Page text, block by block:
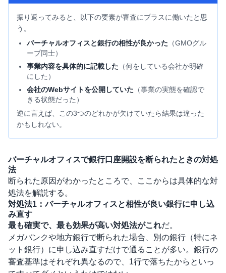
振り返ってみると、以下の要素が審査にプラスに働いたと思
う。
バーチャルオフィスと銀行の相性が良かった （GMOグル
ープ同士）
事業内容を具体的に記載した （何をしている会社か明確
にした）
会社のWebサイトを公開していた （事業の実態を確認で
きる状態だった）
逆に言えば、この3つのどれかが欠けていたら結果は違った
かもしれない。
バーチャルオフィスで銀行口座開設を断られたときの対処
法
断られた原因がわかったところで、ここからは具体的な対
処法を解説する。
対処法1：バーチャルオフィスと相性が良い銀行に申し込
み直す
最も確実で、最も効果が高い対処法がこれだ。
メガバンクや地方銀行で断られた場合、別の銀行（特にネ
ット銀行）に申し込み直すだけで通ることが多い。銀行の
審査基準はそれぞれ異なるので、1行で落ちたからといっ